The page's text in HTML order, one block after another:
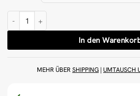
Rote 500 g Wolle Tufting-Garn Menge
In den
MEHR ÜBER SHIPPING | UMTAUSCH